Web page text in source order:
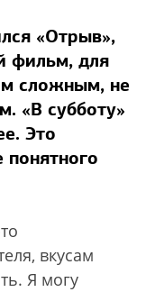
«Отрыв»,
фильм, для
сложным, не
«В субботу»
Это
вкусам
Я могу